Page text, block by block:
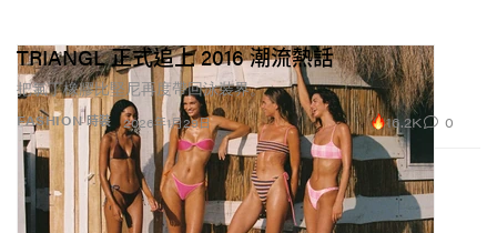
FASHION 時裝
TRIANGL 正式追上 2016 潮流熱話
把氯丁橡膠比堅尼再度帶回泳裝界。
2026年1月29日 16.2K 0